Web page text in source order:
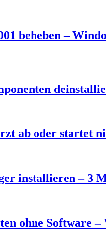
beheben –
ab oder startet
installieren – 3
ohne Software